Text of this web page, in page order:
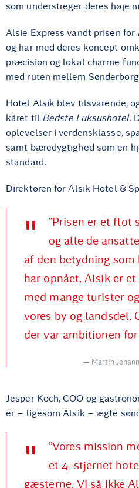
som understreger deres høje
Alsie Express vandt prisen for
og har med deres koncept
præcision og lokal charme
med ruten mellem
Hotel Alsik blev tilsvarende,
kåret tilBedste Luksushotel.
oplevelser i verdensklasse,
samt bæredygtighed som en
standard.
Direktøren for Alsik Hotel &
”Prisen er et flot
og alle de
af den betydning
har opnået. Alsik er
med mange turister
vores by og landsdel.
der var ambitionen
Martin
Jesper Koch, COO og
er – ligesom Alsik – ægte
”Vores mission
et 4-stjernet
gæsterne. Vi så ikke